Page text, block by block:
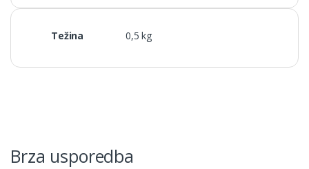
Težina 0,5 kg
Brza usporedba